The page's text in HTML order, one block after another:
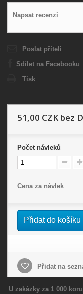
Napsat recenzi
Poslat příteli
Sdílet na Facebooku
Tisk
51,00 CZK bez
Počet návleků
Cena za návlek
Přidat do košíku
Přidat na
U zakázky za 1 000